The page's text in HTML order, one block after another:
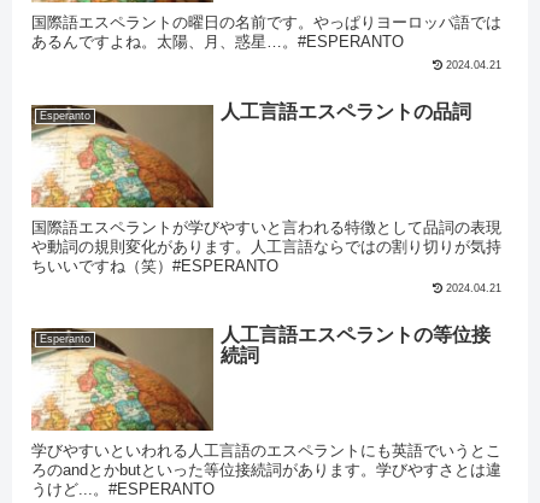
国際語エスペラントの曜日の名前です。やっぱりヨーロッパ語では
あるんですよね。太陽、月、惑星…。#ESPERANTO
2024.04.21
Esperanto 人工言語エスペラントの品詞
国際語エスペラントが学びやすいと言われる特徴として品詞の表現
や動詞の規則変化があります。人工言語ならではの割り切りが気持
ちいいですね（笑）#ESPERANTO
2024.04.21
Esperanto
人工言語エスペラントの等位接
続詞
学びやすいといわれる人工言語のエスペラントにも英語でいうとこ
ろのandとかbutといった等位接続詞があります。学びやすさとは違
うけど...。#ESPERANTO